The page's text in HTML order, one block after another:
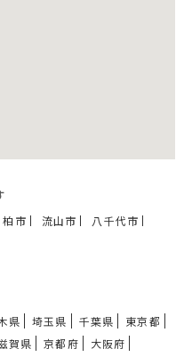
柏市 流山市
八千代市
県 埼玉県 千葉県
東京都
賀県 京都府
大阪府